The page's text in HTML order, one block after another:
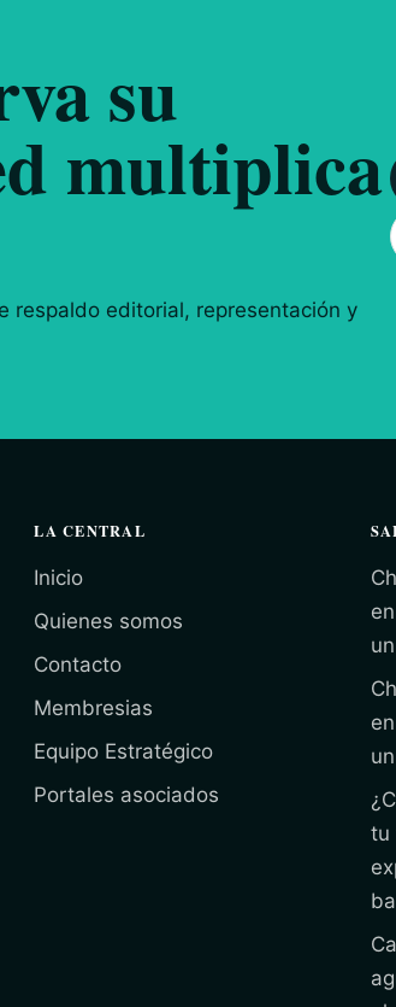
su
multiplica
respaldo editorial, representación y
LA CENTRAL
Inicio
Quienes somos
Contacto
Membresias
Equipo Estratégico
Portales asociados
tu